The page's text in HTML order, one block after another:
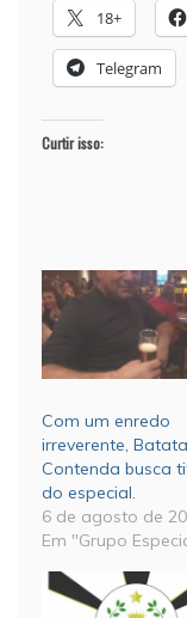
18+
Telegram
Curtir isso:
Com um enredo
irreverente,
Contenda busca
do especial.
6 de agosto de
Em "Grupo